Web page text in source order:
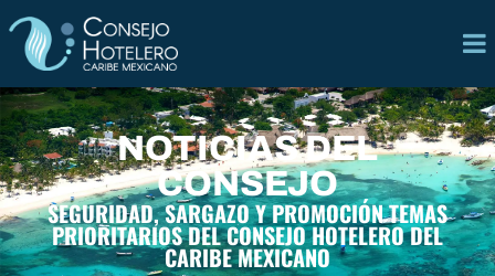
NOTICIAS DEL
CONSEJO
SEGURIDAD, SARGAZO Y PROMOCIÓN TEMAS
PRIORITARIOS DEL CONSEJO HOTELERO DEL
CARIBE MEXICANO